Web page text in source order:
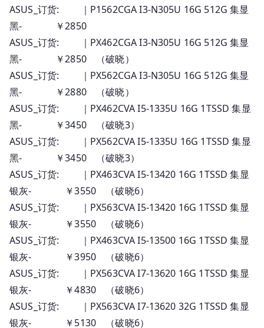
电
货
价
ASUS_订货: ｜P1562CGA I3-N305U 16G 512G 集显
黑- ￥2850
ASUS_订货: ｜PX462CGA I3-N305U 16G 512G 集显
黑- ￥2850 （破晓）
ASUS_订货: ｜PX562CGA I3-N305U 16G 512G 集显
黑- ￥2880 （破晓）
ASUS_订货: ｜PX462CVA I5-1335U 16G 1TSSD 集显
黑- ￥3450 （破晓3）
ASUS_订货: ｜PX562CVA I5-1335U 16G 1TSSD 集显
黑- ￥3450 （破晓3）
ASUS_订货: ｜PX463CVA I5-13420 16G 1TSSD 集显
银灰- ￥3550 （破晓6）
ASUS_订货: ｜PX563CVA I5-13420 16G 1TSSD 集显
银灰- ￥3550 （破晓6）
ASUS_订货: ｜PX463CVA I5-13500 16G 1TSSD 集显
银灰- ￥3950 （破晓6）
ASUS_订货: ｜PX563CVA I7-13620 16G 1TSSD 集显
银灰- ￥4830 （破晓6）
ASUS_订货: ｜PX563CVA I7-13620 32G 1TSSD 集显
银灰- ￥5130 （破晓6）